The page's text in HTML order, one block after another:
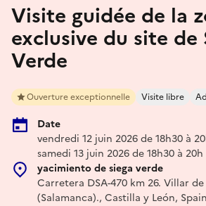
Visite guidée de la
exclusive du site de
Verde
Ouverture exceptionnelle Visite libre
Date
vendredi 12 juin 2026 de 18h30 à
samedi 13 juin 2026 de 18h30 à 20h
yacimiento de siega verde
Carretera DSA-470 km 26. Villar de
(Salamanca)., Castilla y León, Spain